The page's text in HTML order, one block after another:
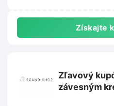
Získajte
Zľavový
závesným